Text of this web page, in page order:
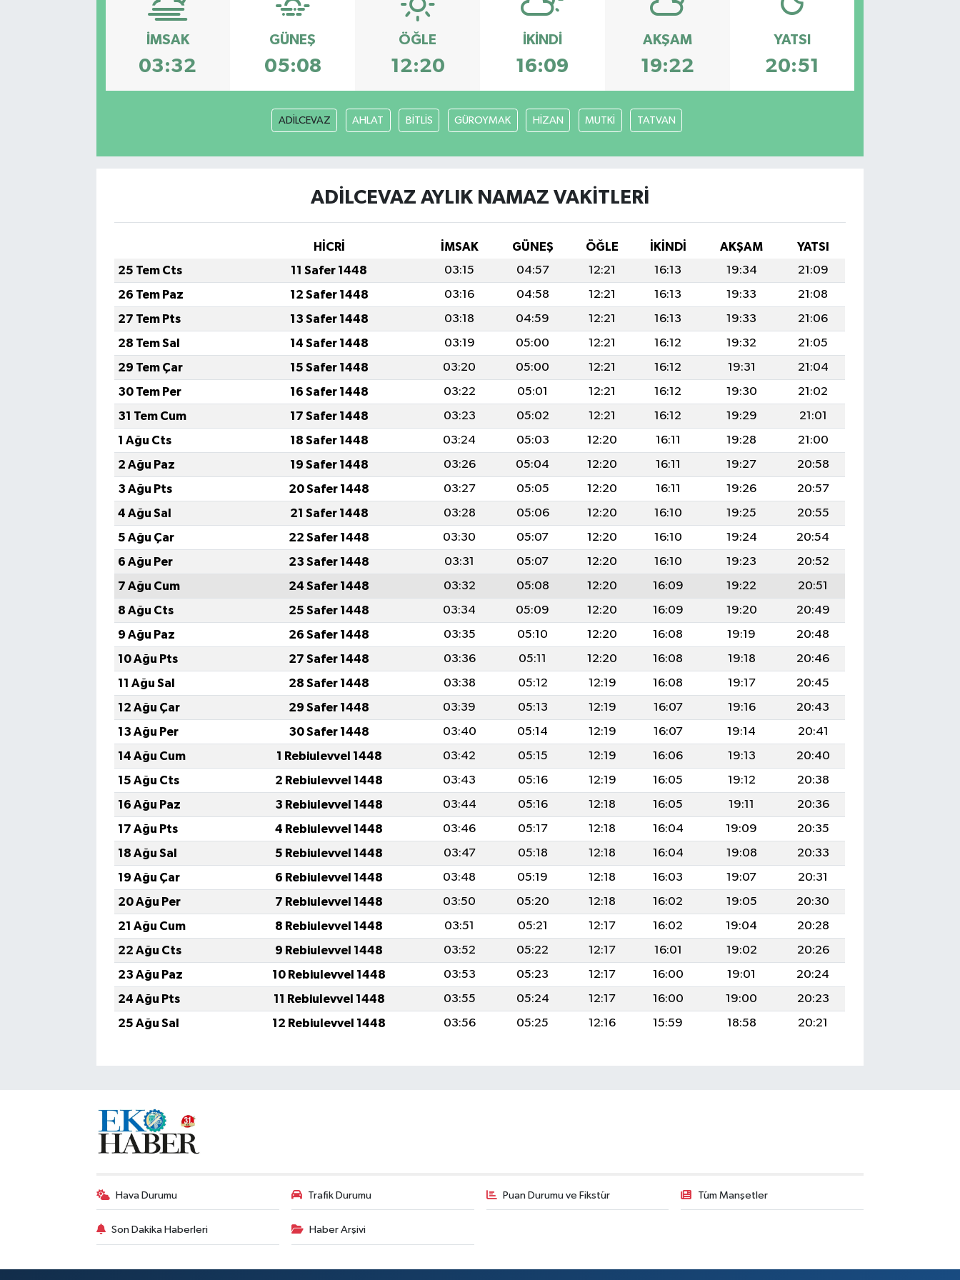
İMSAK
03:32
GÜNEŞ
05:08
ÖĞLE
12:20
İKINDI
16:09
AKŞAM
19:22
YATSI
20:51
ADİLCEVAZ AHLAT BİTLİS GÜROYMAK HİZAN MUTKİ TATVAN
ADİLCEVAZ AYLIK NAMAZ VAKITLERI
HİCRİ İMSAK GÜNEŞ ÖĞLE İKINDI AKŞAM
YATSI
25 Tem Cts
11 Safer 1448 03:15 04:57 12:21 16:13 19:34
21:09
26 Tem Paz
12 Safer 1448 03:16 04:58 12:21 16:13 19:33
21:08
27 Tem Pts
13 Safer 1448 03:18 04:59 12:21 16:13 19:33
21:06
28 Tem Sal
14 Safer 1448 03:19 05:00 12:21 16:12 19:32
21:05
29 Tem Çar
15 Safer 1448 03:20 05:00 12:21 16:12 19:31
21:04
30 Tem Per
16 Safer 1448 03:22 05:01 12:21 16:12 19:30
21:02
31 Tem Cum
17 Safer 1448 03:23 05:02 12:21 16:12 19:29
21:01
1 Ağu Cts
18 Safer 1448 03:24 05:03 12:20 16:11 19:28
21:00
2 Ağu Paz
19 Safer 1448 03:26 05:04 12:20 16:11 19:27
20:58
3 Ağu Pts
20 Safer 1448 03:27 05:05 12:20 16:11 19:26
20:57
4 Ağu Sal
21 Safer 1448 03:28 05:06 12:20 16:10 19:25
20:55
5 Ağu Çar
22 Safer 1448 03:30 05:07 12:20 16:10 19:24
20:54
6 Ağu Per
23 Safer 1448 03:31 05:07 12:20 16:10 19:23
20:52
7 Ağu Cum
24 Safer 1448 03:32 05:08 12:20 16:09 19:22
20:51
8 Ağu Cts
25 Safer 1448 03:34 05:09 12:20 16:09 19:20
20:49
9 Ağu Paz
26 Safer 1448 03:35 05:10 12:20 16:08 19:19
20:48
10 Ağu Pts
27 Safer 1448 03:36 05:11 12:20 16:08 19:18
20:46
11 Ağu Sal
28 Safer 1448 03:38 05:12 12:19 16:08 19:17
20:45
12 Ağu Çar
29 Safer 1448 03:39 05:13 12:19 16:07 19:16
20:43
13 Ağu Per
30 Safer 1448 03:40 05:14 12:19 16:07 19:14
20:41
14 Ağu Cum
1 Rebiulevvel 1448 03:42 05:15 12:19 16:06 19:13
20:40
15 Ağu Cts
2 Rebiulevvel 1448 03:43 05:16 12:19 16:05 19:12
20:38
16 Ağu Paz
3 Rebiulevvel 1448 03:44 05:16 12:18 16:05 19:11
20:36
17 Ağu Pts
4 Rebiulevvel 1448 03:46 05:17 12:18 16:04 19:09
20:35
18 Ağu Sal
5 Rebiulevvel 1448 03:47 05:18 12:18 16:04 19:08
20:33
19 Ağu Çar
6 Rebiulevvel 1448 03:48 05:19 12:18 16:03 19:07
20:31
20 Ağu Per
7 Rebiulevvel 1448 03:50 05:20 12:18 16:02 19:05
20:30
21 Ağu Cum
8 Rebiulevvel 1448 03:51 05:21 12:17 16:02 19:04
20:28
22 Ağu Cts
9 Rebiulevvel 1448 03:52 05:22 12:17 16:01 19:02
20:26
23 Ağu Paz
10 Rebiulevvel 1448 03:53 05:23 12:17 16:00 19:01
20:24
24 Ağu Pts
11 Rebiulevvel 1448 03:55 05:24 12:17 16:00 19:00
20:23
25 Ağu Sal
12 Rebiulevvel 1448 03:56 05:25 12:16 15:59 18:58 20:21
Hava Durumu Trafik Durumu Puan Durumu ve Fikstür Tüm Manşetler
Son Dakika Haberleri Haber Arşivi